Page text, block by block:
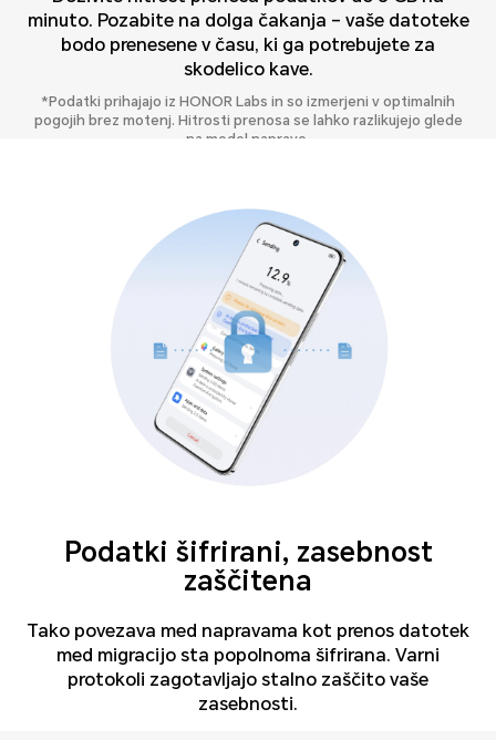
minuto. Pozabite na dolga čakanja – vaše datoteke
bodo prenesene v času, ki ga potrebujete za
skodelico kave.
*Podatki prihajajo iz HONOR Labs in so izmerjeni v optimalnih
pogojih brez motenj. Hitrosti prenosa se lahko razlikujejo glede
na model naprave.
Podatki šifrirani, zasebnost
zaščitena
Tako povezava med napravama kot prenos datotek
med migracijo sta popolnoma šifrirana. Varni
protokoli zagotavljajo stalno zaščito vaše
zasebnosti.